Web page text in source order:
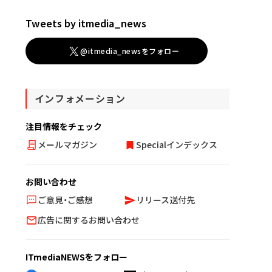
Tweets by itmedia_news
@itmedia_newsをフォロー
インフォメーション
注目情報をチェック
メールマガジン
Specialインデックス
お問い合わせ
ご意見・ご感想
リリース送付先
広告に関するお問い合わせ
ITmediaNEWSをフォロー